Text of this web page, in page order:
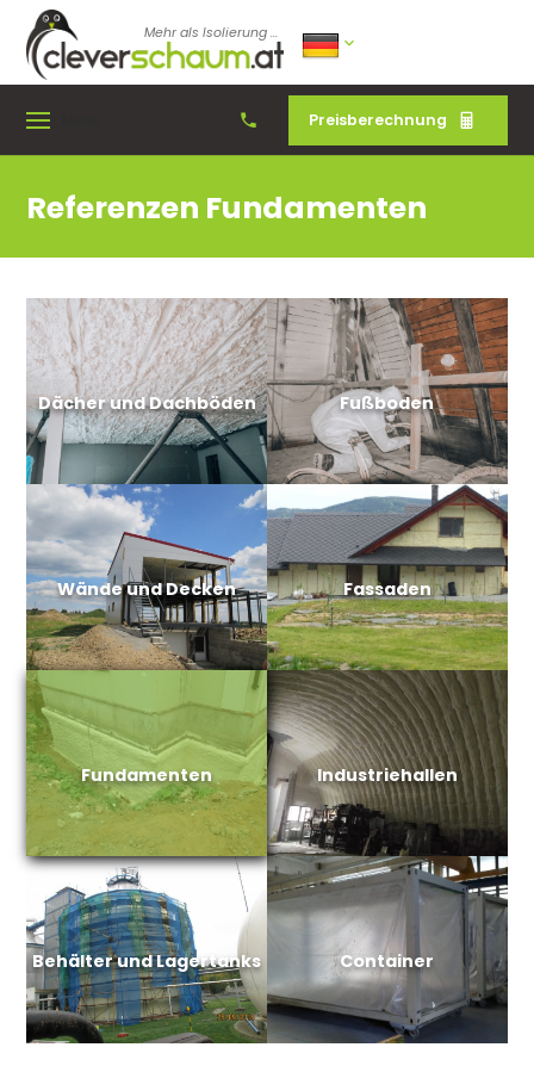
Mehr als Isolierung ...
Preisberechnung
Referenzen Fundamenten
Dächer und Dachböden Fußboden
Wände und Decken Fassaden
Fundamenten Industriehallen
Behälter und Lagertanks Container